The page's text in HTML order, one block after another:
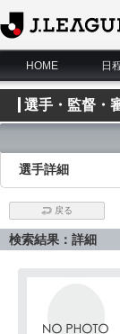
J.League Data Site
HOME
日
選手・監督・
選手詳細
戻る
検索結果：詳細